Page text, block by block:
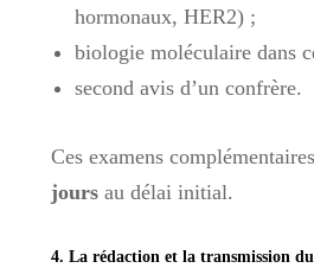
hormonaux, HER2) ;
biologie moléculaire dans
second avis d’un confrère.
Ces examens
joursau délai initial.
4. La rédaction et la transmission